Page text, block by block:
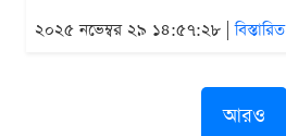
২০২৫ নভেম্বর ২৯ ১৪:৫৭:২৮ |বিস্তারিত
আরও